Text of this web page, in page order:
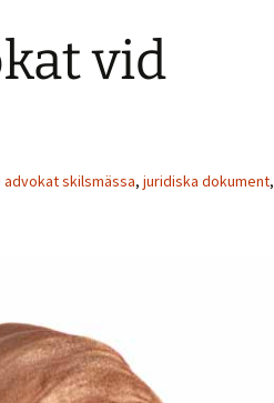
ansökan om
vid
advokat skilsmässa, juridiska dokument,